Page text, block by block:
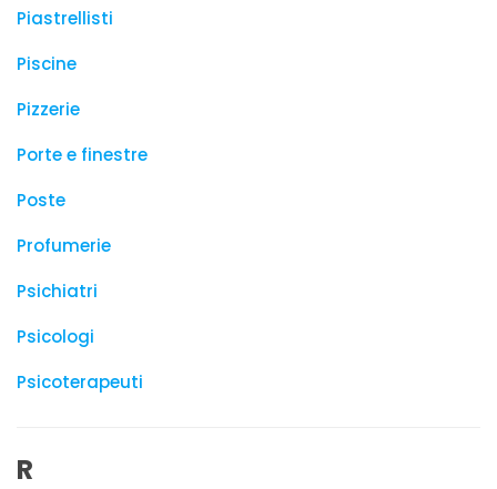
Piastrellisti
Piscine
Pizzerie
Porte e finestre
Poste
Profumerie
Psichiatri
Psicologi
Psicoterapeuti
R